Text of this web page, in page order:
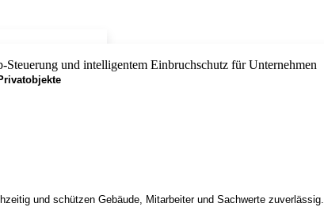
und schützen Gebäude, Mitarbeiter und Sachwerte zuverlässig.